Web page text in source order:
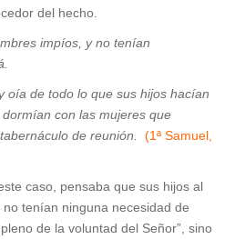
del hecho.
impíos, y no tenían
oía de todo lo que sus hijos hacían
con las mujeres que
de reunión.
(1ª Samuel,
caso, pensaba que sus hijos al
tenían ninguna necesidad de
de la voluntad del Señor”, sino